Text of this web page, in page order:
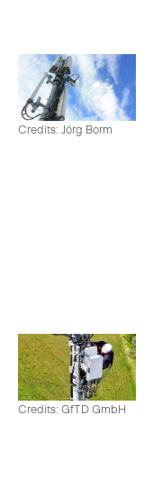
Credits: Jörg Borm
Credits: GfTD GmbH